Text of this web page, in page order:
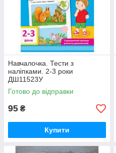
Навчалочка. Тести з
наліпками. 2-3 роки
ДШ11523У
Готово до відправки
95 ₴
Купити